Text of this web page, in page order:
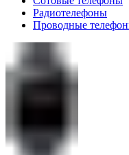
Радиотелефоны
Проводные